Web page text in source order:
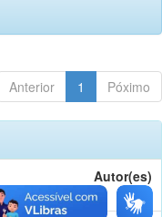
Anterior 1 Póximo
Autor(es)